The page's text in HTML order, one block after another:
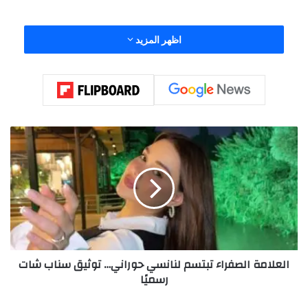
View this post on Instagram
اظهر المزيد
ا
ل
ع
ل
ا
م
ة
ا
ل
العلامة الصفراء تبتسم لنانسي حوراني… توثيق سناب شات
رسميًا